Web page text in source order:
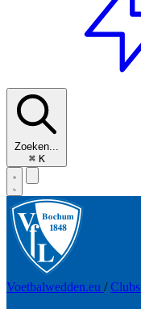
Zoeken...
⌘ K
Voetbalwedden.eu / Clubs